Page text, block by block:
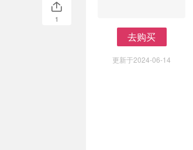
去购买
更新于2024-06-14
1